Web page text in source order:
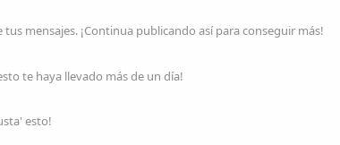
mensajes. ¡Continua publicando así para conseguir más!
te haya llevado más de un día!
esto!